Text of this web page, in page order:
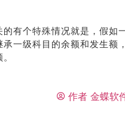
有个特殊情况就是，假如
承一级科目的余额和发生额
作者金蝶软